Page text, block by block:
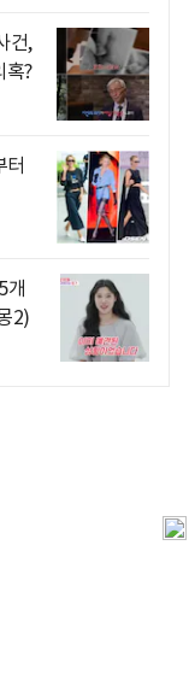
건,
혹?
터
개
2)